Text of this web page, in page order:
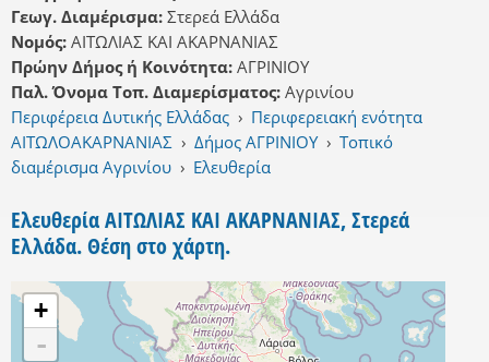
Γεωγ. Διαμέρισμα: Στερεά Ελλάδα
Νομός: ΑΙΤΩΛΙΑΣ ΚΑΙ ΑΚΑΡΝΑΝΙΑΣ
Πρώην Δήμος ή Κοινότητα: ΑΓΡΙΝΙΟΥ
Παλ. Όνομα Τοπ. Διαμερίσματος: Αγρινίου
Περιφέρεια Δυτικής Ελλάδας › Περιφερειακή ενότητα
ΑΙΤΩΛΟΑΚΑΡΝΑΝΙΑΣ › Δήμος ΑΓΡΙΝΙΟΥ › Τοπικό
διαμέρισμα Αγρινίου › Ελευθερία
Ελευθερία ΑΙΤΩΛΙΑΣ ΚΑΙ ΑΚΑΡΝΑΝΙΑΣ, Στερεά
Ελλάδα. Θέση στο χάρτη.
+
-